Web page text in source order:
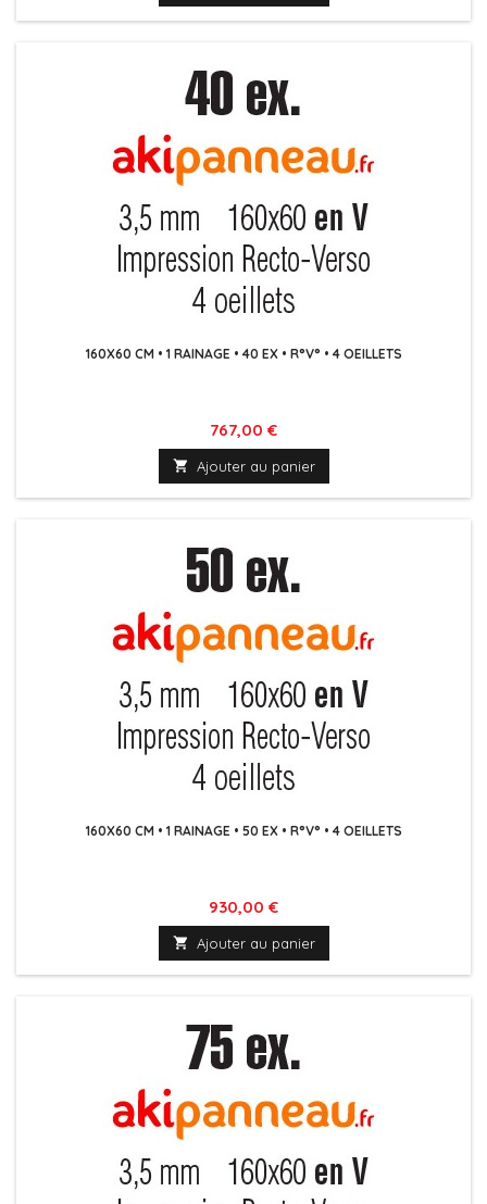
160X60 CM • 1 RAINAGE • 40 EX • R°V° • 4 OEILLETS
Prix
767,00 €
 Ajouter au panier
160X60 CM • 1 RAINAGE • 50 EX • R°V° • 4 OEILLETS
Prix
930,00 €
 Ajouter au panier